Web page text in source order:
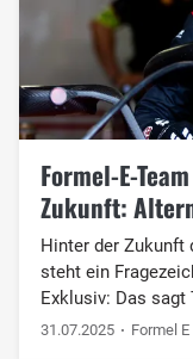
Formel-E-
Zukunft:
Hinter der Zukunft
steht ein
Exklusiv: Das sagt
31.07.2025 Formel E